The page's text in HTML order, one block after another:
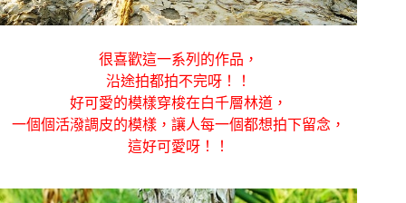
很喜歡這一系列的作品，
沿途拍都拍不完呀！！
好可愛的模樣穿梭在白千層林道，
一個個活潑調皮的模樣，讓人每一個都想拍下留念，
這好可愛呀！！